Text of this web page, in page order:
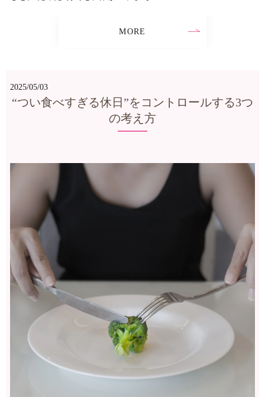
MORE
2025/05/03
“つい食べすぎる休日”をコントロールする3つ
の考え方